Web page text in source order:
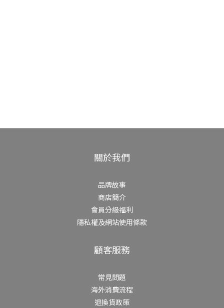
關於我們
品牌故事
商店簡介
會員分級福利
隱私權及網站使用條款
顧客服務
常見問題
海外消費流程
退換貨政策